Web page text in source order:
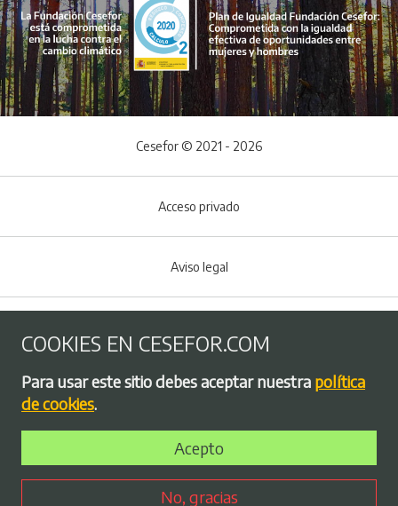
Menú del pie
Cesefor © 2021 - 2026
Acceso privado
Aviso legal
Política de privacidad
Bolsa de empleo
COOKIES EN CESEFOR.COM
Para usar este sitio debes aceptar nuestra política
de cookies.
Acepto
No, gracias